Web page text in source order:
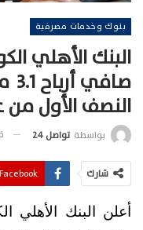
بنوك وخدمات مصرفية
البنك الأهلي
النصف الأول من عام
بواسطة تواصل 24
شارك Facebook
أعلن البنك الأهلي